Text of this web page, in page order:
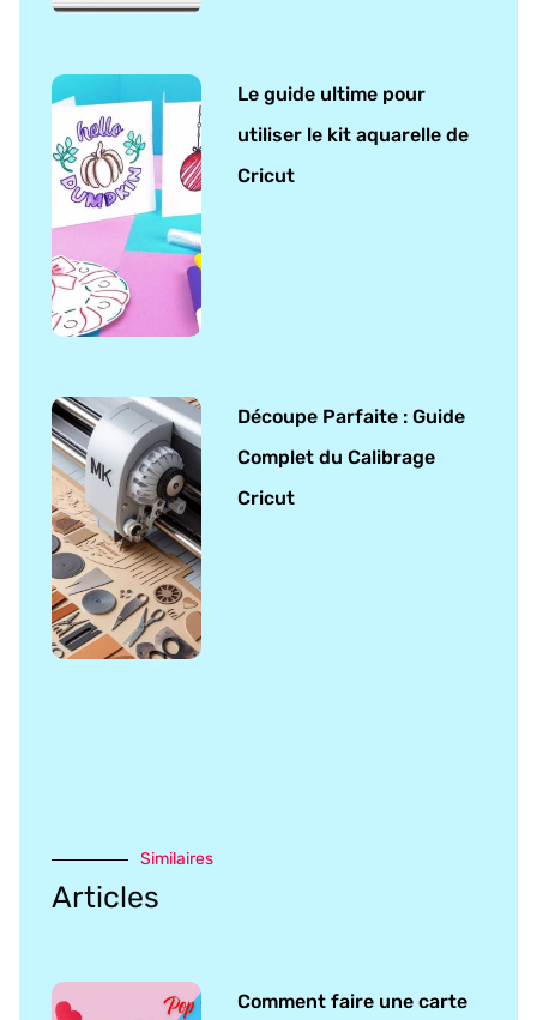
Le guide ultime pour
utiliser le kit aquarelle de
Cricut
Découpe Parfaite : Guide
Complet du Calibrage
Cricut
Similaires
Articles
Comment faire une carte